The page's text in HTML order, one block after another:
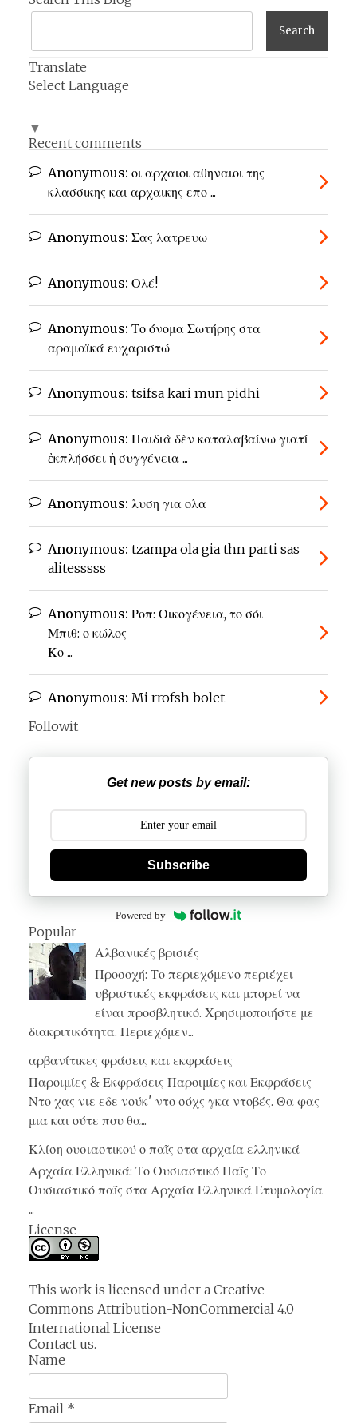
Translate
Select Language
▼
Recent comments
Anonymous: οι αρχαιοι αθηναιοι της
κλασσικης και αρχαικης επο ...
Anonymous: Σας λατρευω
Anonymous: Ολέ!
Anonymous: Το όνομα Σωτήρης στα
αραμαϊκά ευχαριστώ
Anonymous: tsifsa kari mun pidhi
Anonymous: Παιδιὰ δὲν καταλαβαίνω γιατί
ἐκπλήσσει ἡ συγγένεια ...
Anonymous: λυση για ολα
Anonymous: tzampa ola gia thn parti sas
alitesssss
Anonymous: Ροπ: Οικογένεια, το σόι
Μπιθ: ο κώλος
Κο ...
Anonymous: Mi rrofsh bolet
Followit
Get new posts by email:
Subscribe
Powered by
Popular
Αλβανικές βρισιές
Προσοχή: Το περιεχόμενο περιέχει
υβριστικές εκφράσεις και μπορεί να
είναι προσβλητικό. Χρησιμοποιήστε με
διακριτικότητα. Περιεχόμεν...
αρβανίτικες φράσεις και εκφράσεις
Παροιμίες & Εκφράσεις Παροιμίες και Εκφράσεις
Ντο χας νιε εδε νούκ' ντο σόχς γκα ντοβές. Θα φας
μια και ούτε που θα...
Κλίση ουσιαστικού ο παῖς στα αρχαία ελληνικά
Αρχαία Ελληνικά: Το Ουσιαστικό Παῖς Το
Ουσιαστικό παῖς στα Αρχαία Ελληνικά Ετυμολογία
...
License
This work is licensed under a Creative
Commons Attribution-NonCommercial 4.0
International License
Contact us.
Name
Email *